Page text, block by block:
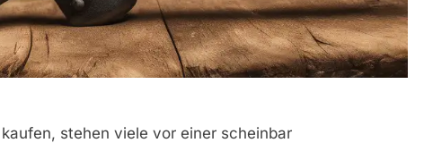
stehen viele vor einer scheinbar